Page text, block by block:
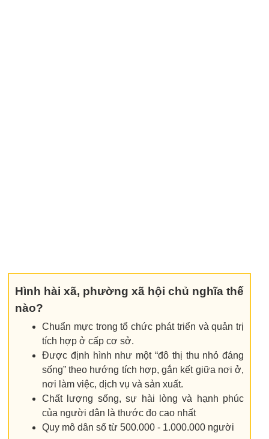
Hình hài xã, phường xã hội chủ nghĩa thế
nào?
Chuẩn mực trong tổ chức phát triển và quản trị
tích hợp ở cấp cơ sở.
Được định hình như một “đô thị thu nhỏ đáng
sống” theo hướng tích hợp, gắn kết giữa nơi ở,
nơi làm việc, dịch vụ và sản xuất.
Chất lượng sống, sự hài lòng và hạnh phúc
của người dân là thước đo cao nhất
Quy mô dân số từ 500.000 - 1.000.000 người